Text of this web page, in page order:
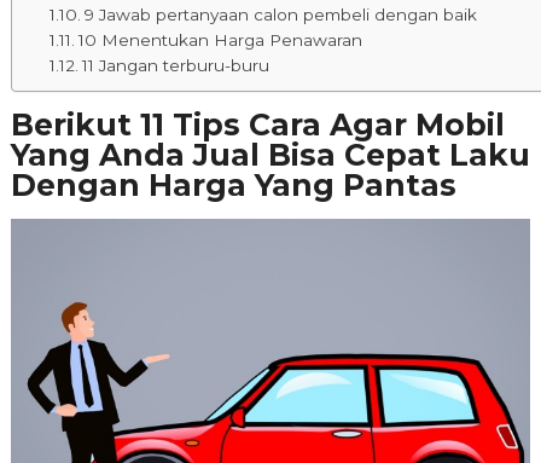
9 Jawab pertanyaan calon pembeli dengan baik
10 Menentukan Harga Penawaran
11 Jangan terburu-buru
Berikut 11 Tips Cara Agar Mobil
Yang Anda Jual Bisa Cepat Laku
Dengan Harga Yang Pantas